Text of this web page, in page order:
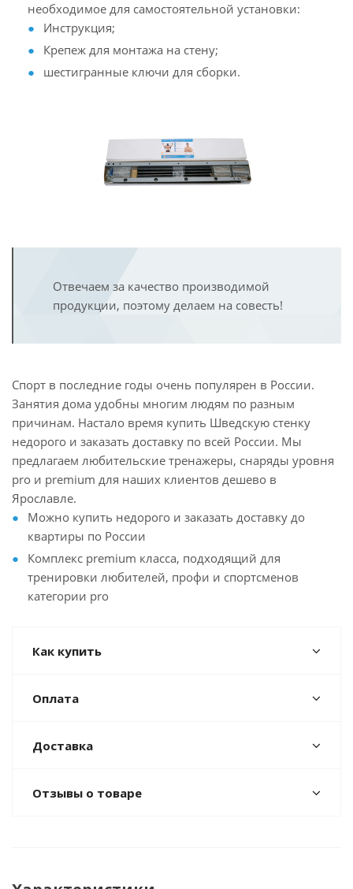
необходимое для самостоятельной установки:
Инструкция;
Крепеж для монтажа на стену;
шестигранные ключи для сборки.
Отвечаем за качество производимой
продукции, поэтому делаем на совесть!
Спорт в последние годы очень популярен в России.
Занятия дома удобны многим людям по разным
причинам. Настало время купить Шведскую стенку
недорого и заказать доставку по всей России. Мы
предлагаем любительские тренажеры, снаряды уровня
pro и premium для наших клиентов дешево в
Ярославле.
Можно купить недорого и заказать доставку до
квартиры по России
Комплекс premium класса, подходящий для
тренировки любителей, профи и спортсменов
категории pro
Как купить
Оплата
Доставка
Отзывы о товаре